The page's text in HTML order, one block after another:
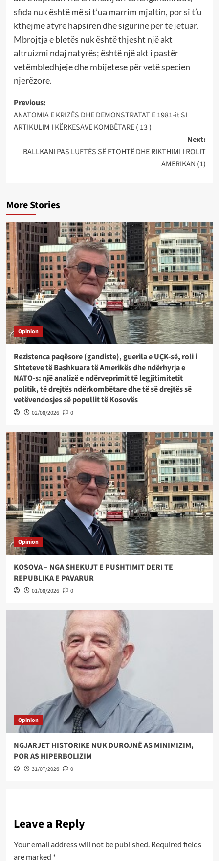
sfida nuk është më si t’ua marrim mjaltin, por si t’u
kthejmë atyre hapsirën dhe sigurinë për të jetuar.
Mbrojtja e bletës nuk është thjesht një akt
altruizmi ndaj natyrës; është një akt i pastër
vetëmbledhjeje dhe mbijetese për vetë specien
njerëzore.
Post
navigation
Previous:
ANATOMIA E KRIZËS DHE DEMONSTRATAT E 1981-it SI
ARTIKULIM I KËRKESAVE KOMBËTARE ( 13 )
Next:
BALLKANI PAS LUFTËS SË FTOHTË DHE RIKTHIMI I ROLIT
AMERIKAN (1)
More Stories
Opinion
Rezistenca paqësore (gandiste), guerila e UÇK-së, roli i
Shteteve të Bashkuara të Amerikës dhe ndërhyrja e
NATO-s: një analizë e ndërveprimit të legjitimitetit
politik, të drejtës ndërkombëtare dhe të së drejtës së
vetëvendosjes së popullit të Kosovës
02/08/2026 0
Opinion
KOSOVA – NGA SHEKUJT E PUSHTIMIT DERI TE
REPUBLIKA E PAVARUR
01/08/2026 0
Opinion
NGJARJET HISTORIKE NUK DUROJNË AS MINIMIZIM,
POR AS HIPERBOLIZIM
31/07/2026 0
Leave a Reply
Your email address will not be published. Required fields
are marked *